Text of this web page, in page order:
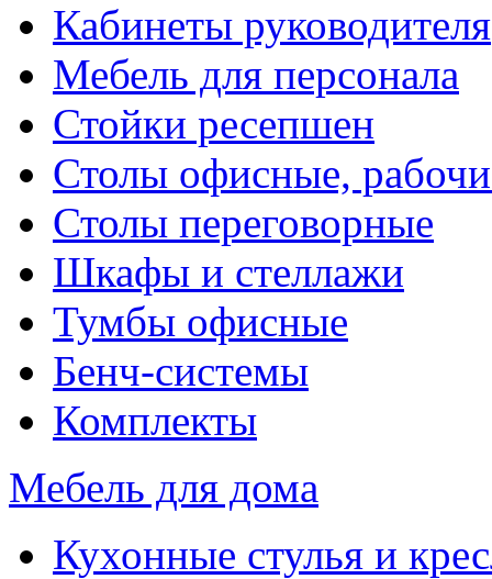
Кабинеты руководителя
Мебель для персонала
Стойки ресепшен
Столы офисные,
Столы переговорные
Шкафы и стеллажи
Тумбы офисные
Бенч-системы
Комплекты
Мебель для дома
Кухонные стулья и